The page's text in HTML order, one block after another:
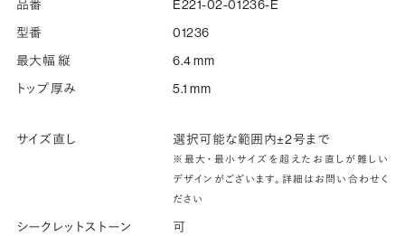
品番
E221-02-01236-E
型番
01236
最大幅 縦
6.4 mm
トップ厚み
5.1 mm
サイズ直し 選択可能な範囲内±2号まで
※最大・最小サイズを超えたお直しが難しい
デザインがございます。詳細はお問い合わせく
ださい
シークレットストーン
可